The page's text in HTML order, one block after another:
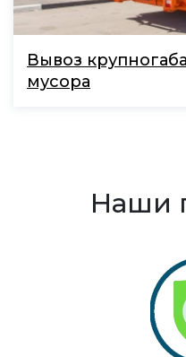
Вывоз
мусора
Наши